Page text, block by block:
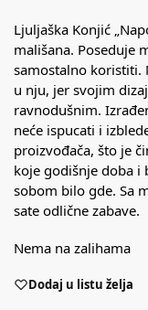
Ljuljaška Konjić
mališana. Poseduje
samostalno koristiti.
u nju, jer svojim
ravnodušnim.
neće ispucati i
proizvođača, što je
koje godišnje doba i
sobom bilo gde. Sa
sate odlične zabave.
Nema na zalihama
Dodaj u listu želja